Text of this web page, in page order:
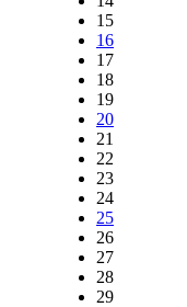
15
16
17
18
19
20
21
22
23
24
25
26
27
28
29